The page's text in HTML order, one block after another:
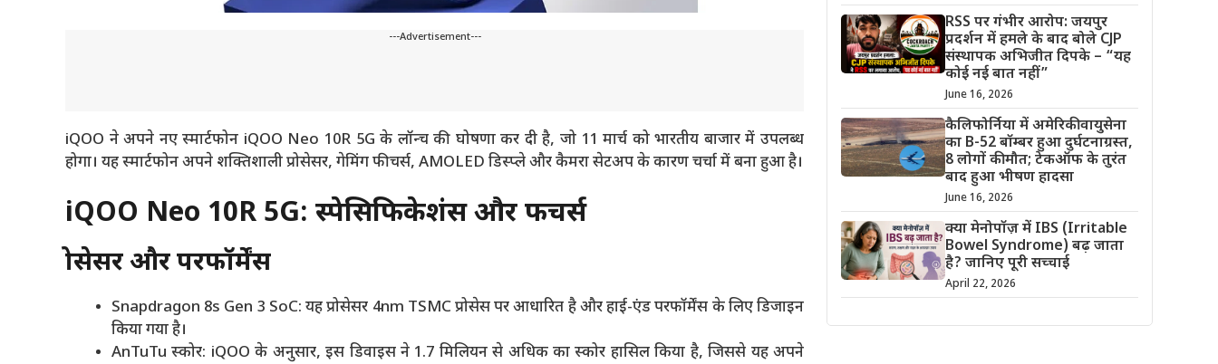
---Advertisement---
iQOO ने अपने नए स्मार्टफोन iQOO Neo 10R 5G के लॉन्च की घोषणा कर दी है, जो 11 मार्च को भारतीय बाजार में उपलब्ध
होगा। यह स्मार्टफोन अपने शक्तिशाली प्रोसेसर, गेमिंग फीचर्स, AMOLED डिस्प्ले और कैमरा सेटअप के कारण चर्चा में बना हुआ है।
iQOO Neo 10R 5G: स्पेसिफिकेशंस और फीचर्स
प्रोसेसर और परफॉर्मेंस
Snapdragon 8s Gen 3 SoC: यह प्रोसेसर 4nm TSMC प्रोसेस पर आधारित है और हाई-एंड परफॉर्मेंस के लिए डिजाइन
किया गया है।
AnTuTu स्कोर: iQOO के अनुसार, इस डिवाइस ने 1.7 मिलियन से अधिक का स्कोर हासिल किया है, जिससे यह अपने
RSS पर गंभीर आरोप: जयपुर
प्रदर्शन में हमले के बाद बोले CJP
संस्थापक अभिजीत दिपके – “यह
कोई नई बात नहीं”
June 16, 2026
कैलिफोर्निया में अमेरिकी वायुसेना
का B-52 बॉम्बर हुआ दुर्घटनाग्रस्त,
8 लोगों की मौत; टेकऑफ के तुरंत
बाद हुआ भीषण हादसा
June 16, 2026
क्या मेनोपॉज़ में IBS (Irritable
Bowel Syndrome) बढ़ जाता
है? जानिए पूरी सच्चाई
April 22, 2026